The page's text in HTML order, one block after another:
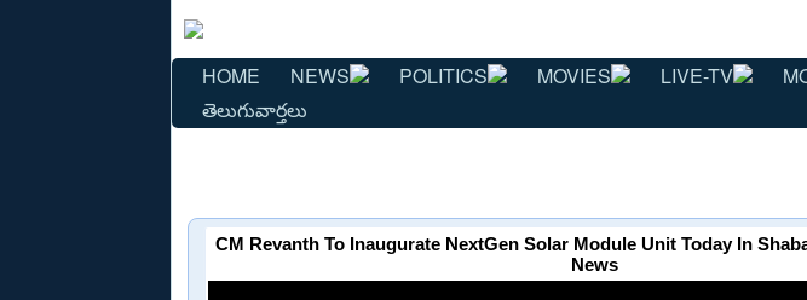
HOME NEWS POLITICS MOVIES LIVE-TV
తెలుగువార్తలు
CM Revanth To Inaugurate NextGen Solar Module Unit Today In
News